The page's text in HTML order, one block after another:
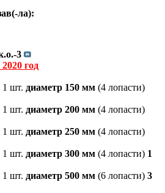
ла):
3
год
1 шт. диаметр 150 мм (4 лопасти)
1 шт. диаметр 200 мм (4 лопасти)
1 шт. диаметр 250 мм (4 лопасти)
1 шт. диаметр 300 мм (4 лопасти) 1
1 шт. диаметр 500 мм (6 лопасти) 3